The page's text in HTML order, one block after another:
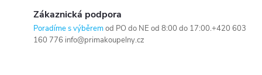
Zákaznická podpora
Poradíme s výběremod PO do NE od 8:00 do 17:00.+420 603
160 776 info@primakoupelny.cz